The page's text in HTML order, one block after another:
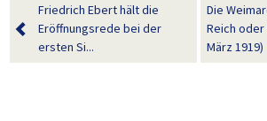
Friedrich Ebert hält die
Eröffnungsrede bei der
ersten Si...
Die
Reich oder
März 1919)